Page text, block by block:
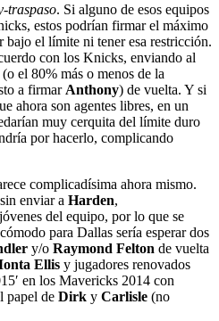
traspaso. Si alguno de esos equipos
estos podrían firmar el máximo
bajo el límite ni tener esa restricción.
con los Knicks, enviando al
el 80% más o menos de la
a firmar Anthony) de vuelta. Y si
ahora son agentes libres, en un
muy cerquita del límite duro
por hacerlo, complicando
complicadísima ahora mismo.
enviar a Harden,
del equipo, por lo que se
para Dallas sería esperar dos
y/o Raymond Felton de vuelta
Ellis y jugadores renovados
en los Mavericks 2014 con
papel de Dirk y Carlisle (no